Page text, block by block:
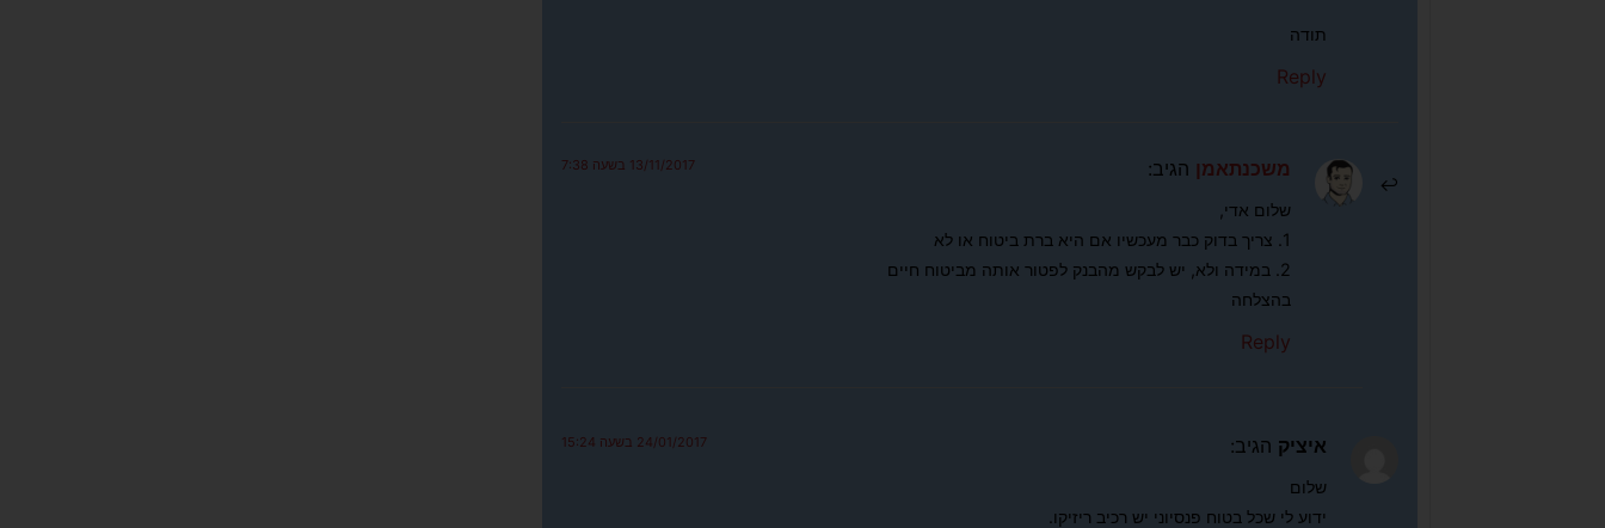
תודה
Reply
משכנתאמן הגיב: 13/11/2017 בשעה 7:38
שלום אדי,
1. צריך בדוק כבר מעכשיו אם היא ברת ביטוח או לא
2. במידה ולא, יש לבקש מהבנק לפטור אותה מביטוח חיים
בהצלחה
Reply
איציק הגיב: 24/01/2017 בשעה 15:24
שלום
ידוע לי שכל בטוח פנסיוני יש רכיב ריזיקו.